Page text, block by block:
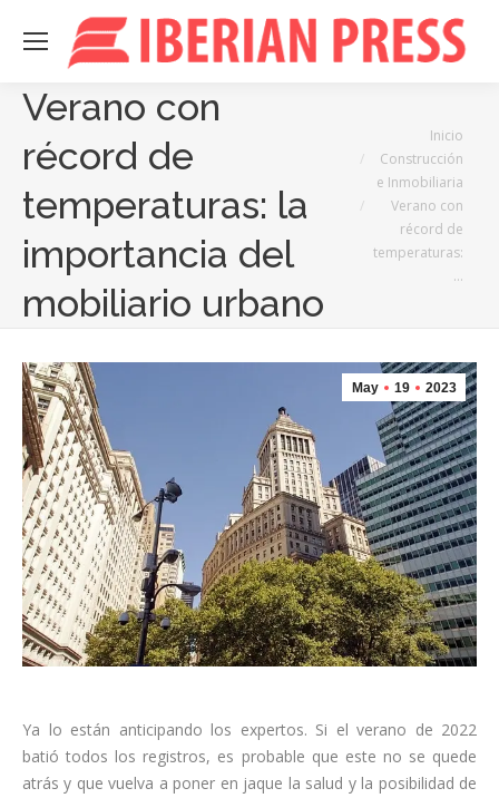
Verano con
récord de
temperaturas: la
importancia del
mobiliario urbano
Inicio
Construcción
e Inmobiliaria
Verano con
récord de
temperaturas:
…
May 19 2023
Ya lo están anticipando los expertos. Si el verano de 2022
batió todos los registros, es probable que este no se quede
atrás y que vuelva a poner en jaque la salud y la posibilidad de